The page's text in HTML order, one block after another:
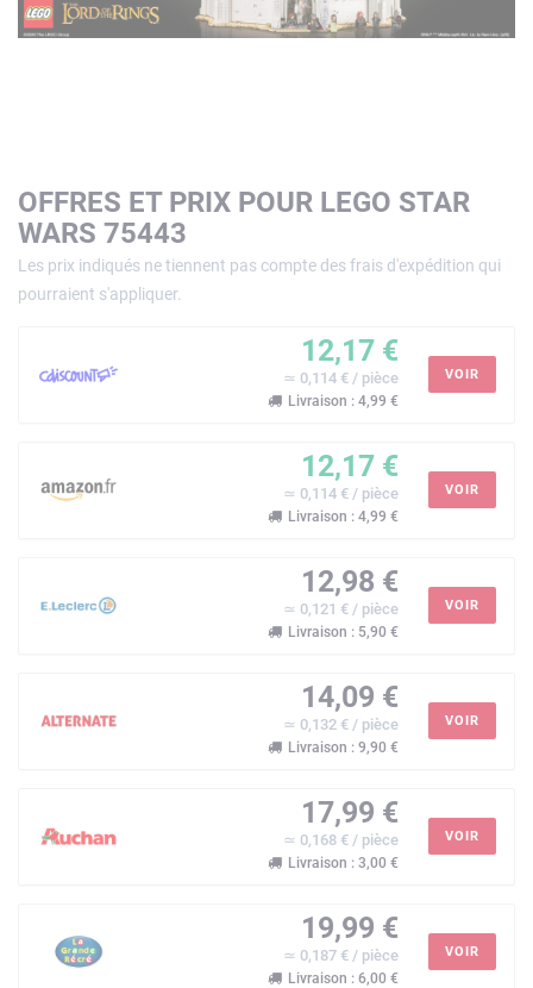
OFFRES ET PRIX POUR LEGO STAR
WARS 75443
Les prix indiqués ne tiennent pas compte des frais d'expédition qui
pourraient s'appliquer.
12,17 €
≃ 0,114 € / pièce
Livraison : 4,99 €
VOIR
12,17 €
≃ 0,114 € / pièce
Livraison : 4,99 €
VOIR
12,98 €
≃ 0,121 € / pièce
Livraison : 5,90 €
VOIR
14,09 €
≃ 0,132 € / pièce
Livraison : 9,90 €
VOIR
17,99 €
≃ 0,168 € / pièce
Livraison : 3,00 €
VOIR
19,99 €
≃ 0,187 € / pièce
Livraison : 6,00 €
VOIR